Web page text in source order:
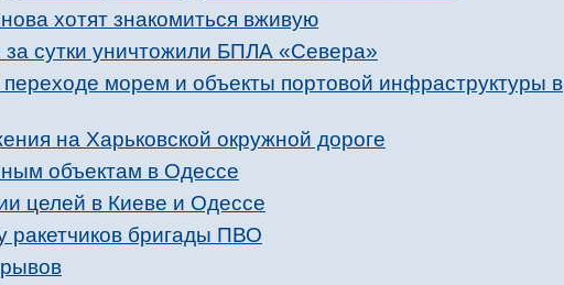
хотят знакомиться вживую
сутки уничтожили БПЛА «Севера»
морем и объекты портовой инфраструктуры в
на Харьковской окружной дороге
объектам в Одессе
целей в Киеве и Одессе
ракетчиков бригады ПВО